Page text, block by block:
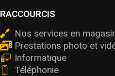
RACCOURCIS
Nos services en
Prestations photo et
Informatique
Téléphonie